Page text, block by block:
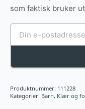
som faktisk bruker
Produktnummer: 111228
Kategorier: Barn, Klær og